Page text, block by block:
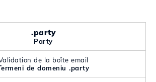
.party
Party
de la boîte email
de domeniu .party